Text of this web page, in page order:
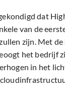
dat
van de
zijn. Met
het bedrijf
in het